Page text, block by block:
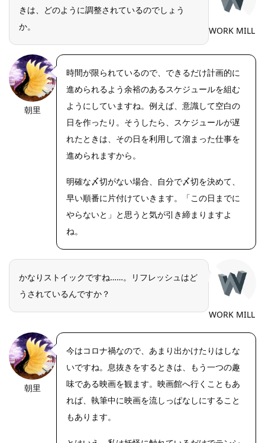
きは、どのように調整されているのでしょう
か。
WORK MILL
朝里
時間が限られているので、できるだけ計画的に
進められるよう余裕のあるスケジュールを組む
ようにしていますね。例えば、意識して空白の
日を作ったり。そうしたら、スケジュールが遅
れたときは、その日を利用して溜まった仕事を
進められますから。
明確な〆切がない場合、自分で〆切を決めて、
早い順番に片付けていきます。「この日までに
やらないと」と思うと気が引き締まりますよ
ね。
かなりストイックですね……。リフレッシュはど
うされているんですか？
WORK MILL
朝里
今はコロナ禍なので、あまり出かけたりはしな
いですね。息抜きをするときは、もう一つの趣
味である映画を観ます。映画館へ行くこともあ
れば、執筆中に映画を流しっぱなしにすること
もあります。